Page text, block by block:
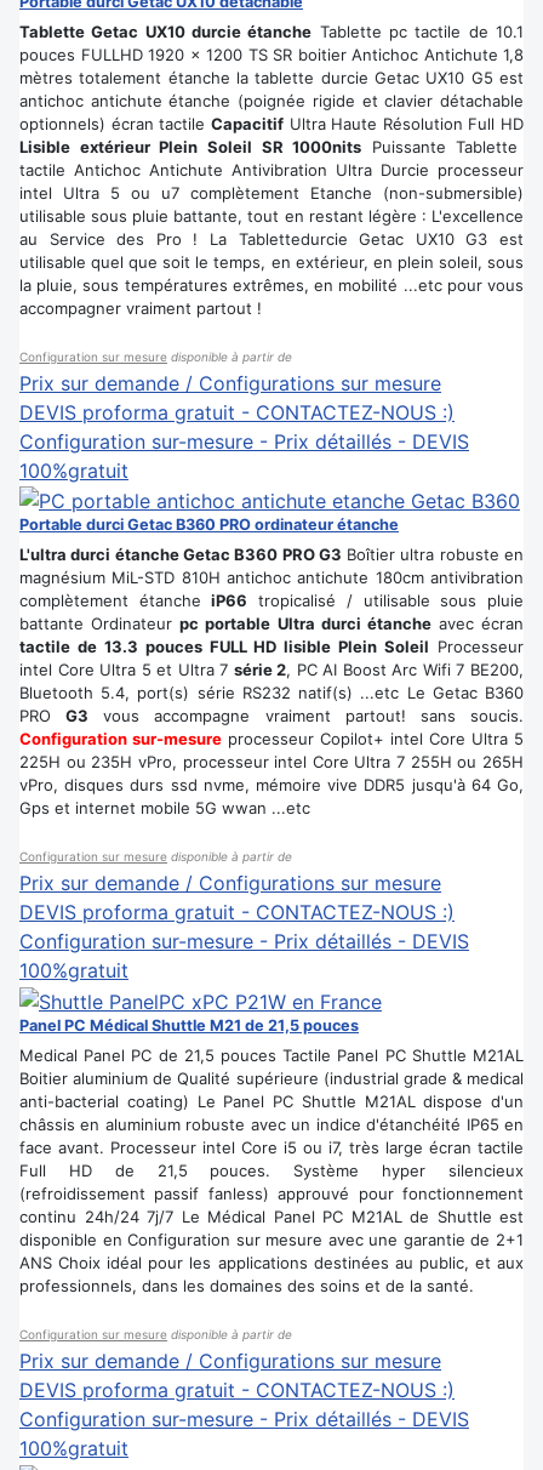
Tablette Getac UX10 durcie étanche Tablette pc tactile de 10.1
pouces FULLHD 1920 x 1200 TS SR boitier Antichoc Antichute 1,8
mètres totalement étanche la tablette durcie Getac UX10 G5 est
antichoc antichute étanche (poignée rigide et clavier détachable
optionnels) écran tactile CapacitifUltra Haute Résolution Full HD
Lisible extérieur Plein Soleil SR 1000nits Puissante Tablette
tactile Antichoc Antichute Antivibration Ultra Durcie processeur
intel Ultra 5 ou u7 complètement Etanche (non-submersible)
utilisable sous pluie battante, tout en restant légère : L'excellence
au Service des Pro ! La Tablettedurcie Getac UX10 G3 est
utilisable quel que soit le temps, en extérieur, en plein soleil, sous
la pluie, sous températures extrêmes, en mobilité ...etc pour vous
accompagner vraiment partout !
Configuration sur mesure disponible à partir de
Prix sur demande / Configurations sur mesure
DEVIS proforma gratuit - CONTACTEZ-NOUS :)
Configuration sur-mesure - Prix détaillés - DEVIS
100%gratuit
Portable durci Getac B360 PRO ordinateur étanche
L'ultra durci étanche Getac B360 PRO G3 Boîtier ultra robuste en
magnésium MiL-STD 810H antichoc antichute 180cm antivibration
complètement étancheiP66 tropicalisé / utilisable sous pluie
battante Ordinateurpc portable Ultra durci étancheavec écran
tactile de 13.3 pouces FULL HD lisible Plein Soleil Processeur
intel Core Ultra 5 et Ultra 7 série 2, PC AI Boost Arc Wifi 7 BE200,
Bluetooth 5.4, port(s) série RS232 natif(s) ...etc Le Getac B360
PROG3 vous accompagne vraiment partout! sans soucis.
Configuration sur-mesure processeur Copilot+ intel Core Ultra 5
225H ou 235H vPro, processeur intel Core Ultra 7 255H ou 265H
vPro, disques durs ssd nvme, mémoire vive DDR5 jusqu'à 64 Go,
Gps et internet mobile 5G wwan ...etc
Configuration sur mesure disponible à partir de
Prix sur demande / Configurations sur mesure
DEVIS proforma gratuit - CONTACTEZ-NOUS :)
Configuration sur-mesure - Prix détaillés - DEVIS
100%gratuit
Panel PC Médical Shuttle M21 de 21,5 pouces
Medical Panel PC de 21,5 pouces Tactile Panel PC Shuttle M21AL
Boitier aluminium de Qualité supérieure (industrial grade & medical
anti-bacterial coating) Le Panel PC Shuttle M21AL dispose d'un
châssis en aluminium robuste avec un indice d'étanchéité IP65 en
face avant. Processeur intel Core i5 ou i7, très large écran tactile
Full HD de 21,5 pouces. Système hyper silencieux
(refroidissement passif fanless) approuvé pour fonctionnement
continu 24h/24 7j/7 Le Médical Panel PC M21AL de Shuttle est
disponible en Configuration sur mesure avec une garantie de 2+1
ANS Choix idéal pour les applications destinées au public, et aux
professionnels, dans les domaines des soins et de la santé.
Configuration sur mesure disponible à partir de
Prix sur demande / Configurations sur mesure
DEVIS proforma gratuit - CONTACTEZ-NOUS :)
Configuration sur-mesure - Prix détaillés - DEVIS
100%gratuit